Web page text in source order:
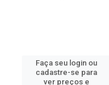
Faça seu login ou
cadastre-se para
ver preços e